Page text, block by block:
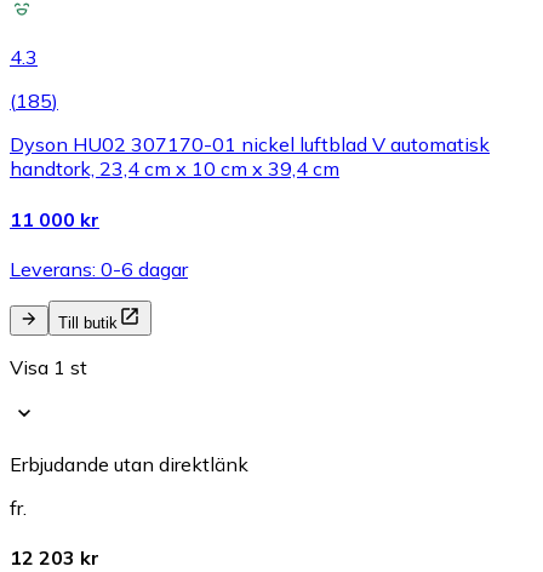
4.3
(185)
Dyson HU02 307170-01 nickel luftblad V automatisk
handtork, 23,4 cm x 10 cm x 39,4 cm
11 000 kr
Leverans: 0-6 dagar
Till butik
Visa 1 st
Erbjudande utan direktlänk
fr.
12 203 kr